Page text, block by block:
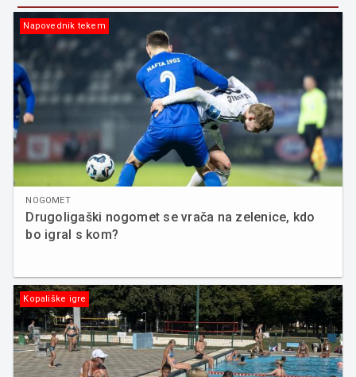
Napovednik tekem
NOGOMET
Drugoligaški nogomet se vrača na zelenice, kdo
bo igral s kom?
Kopališke igre